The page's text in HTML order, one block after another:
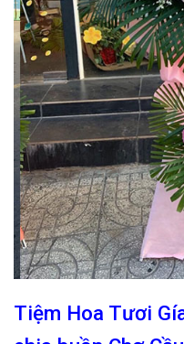
Tiệm Hoa Tươi